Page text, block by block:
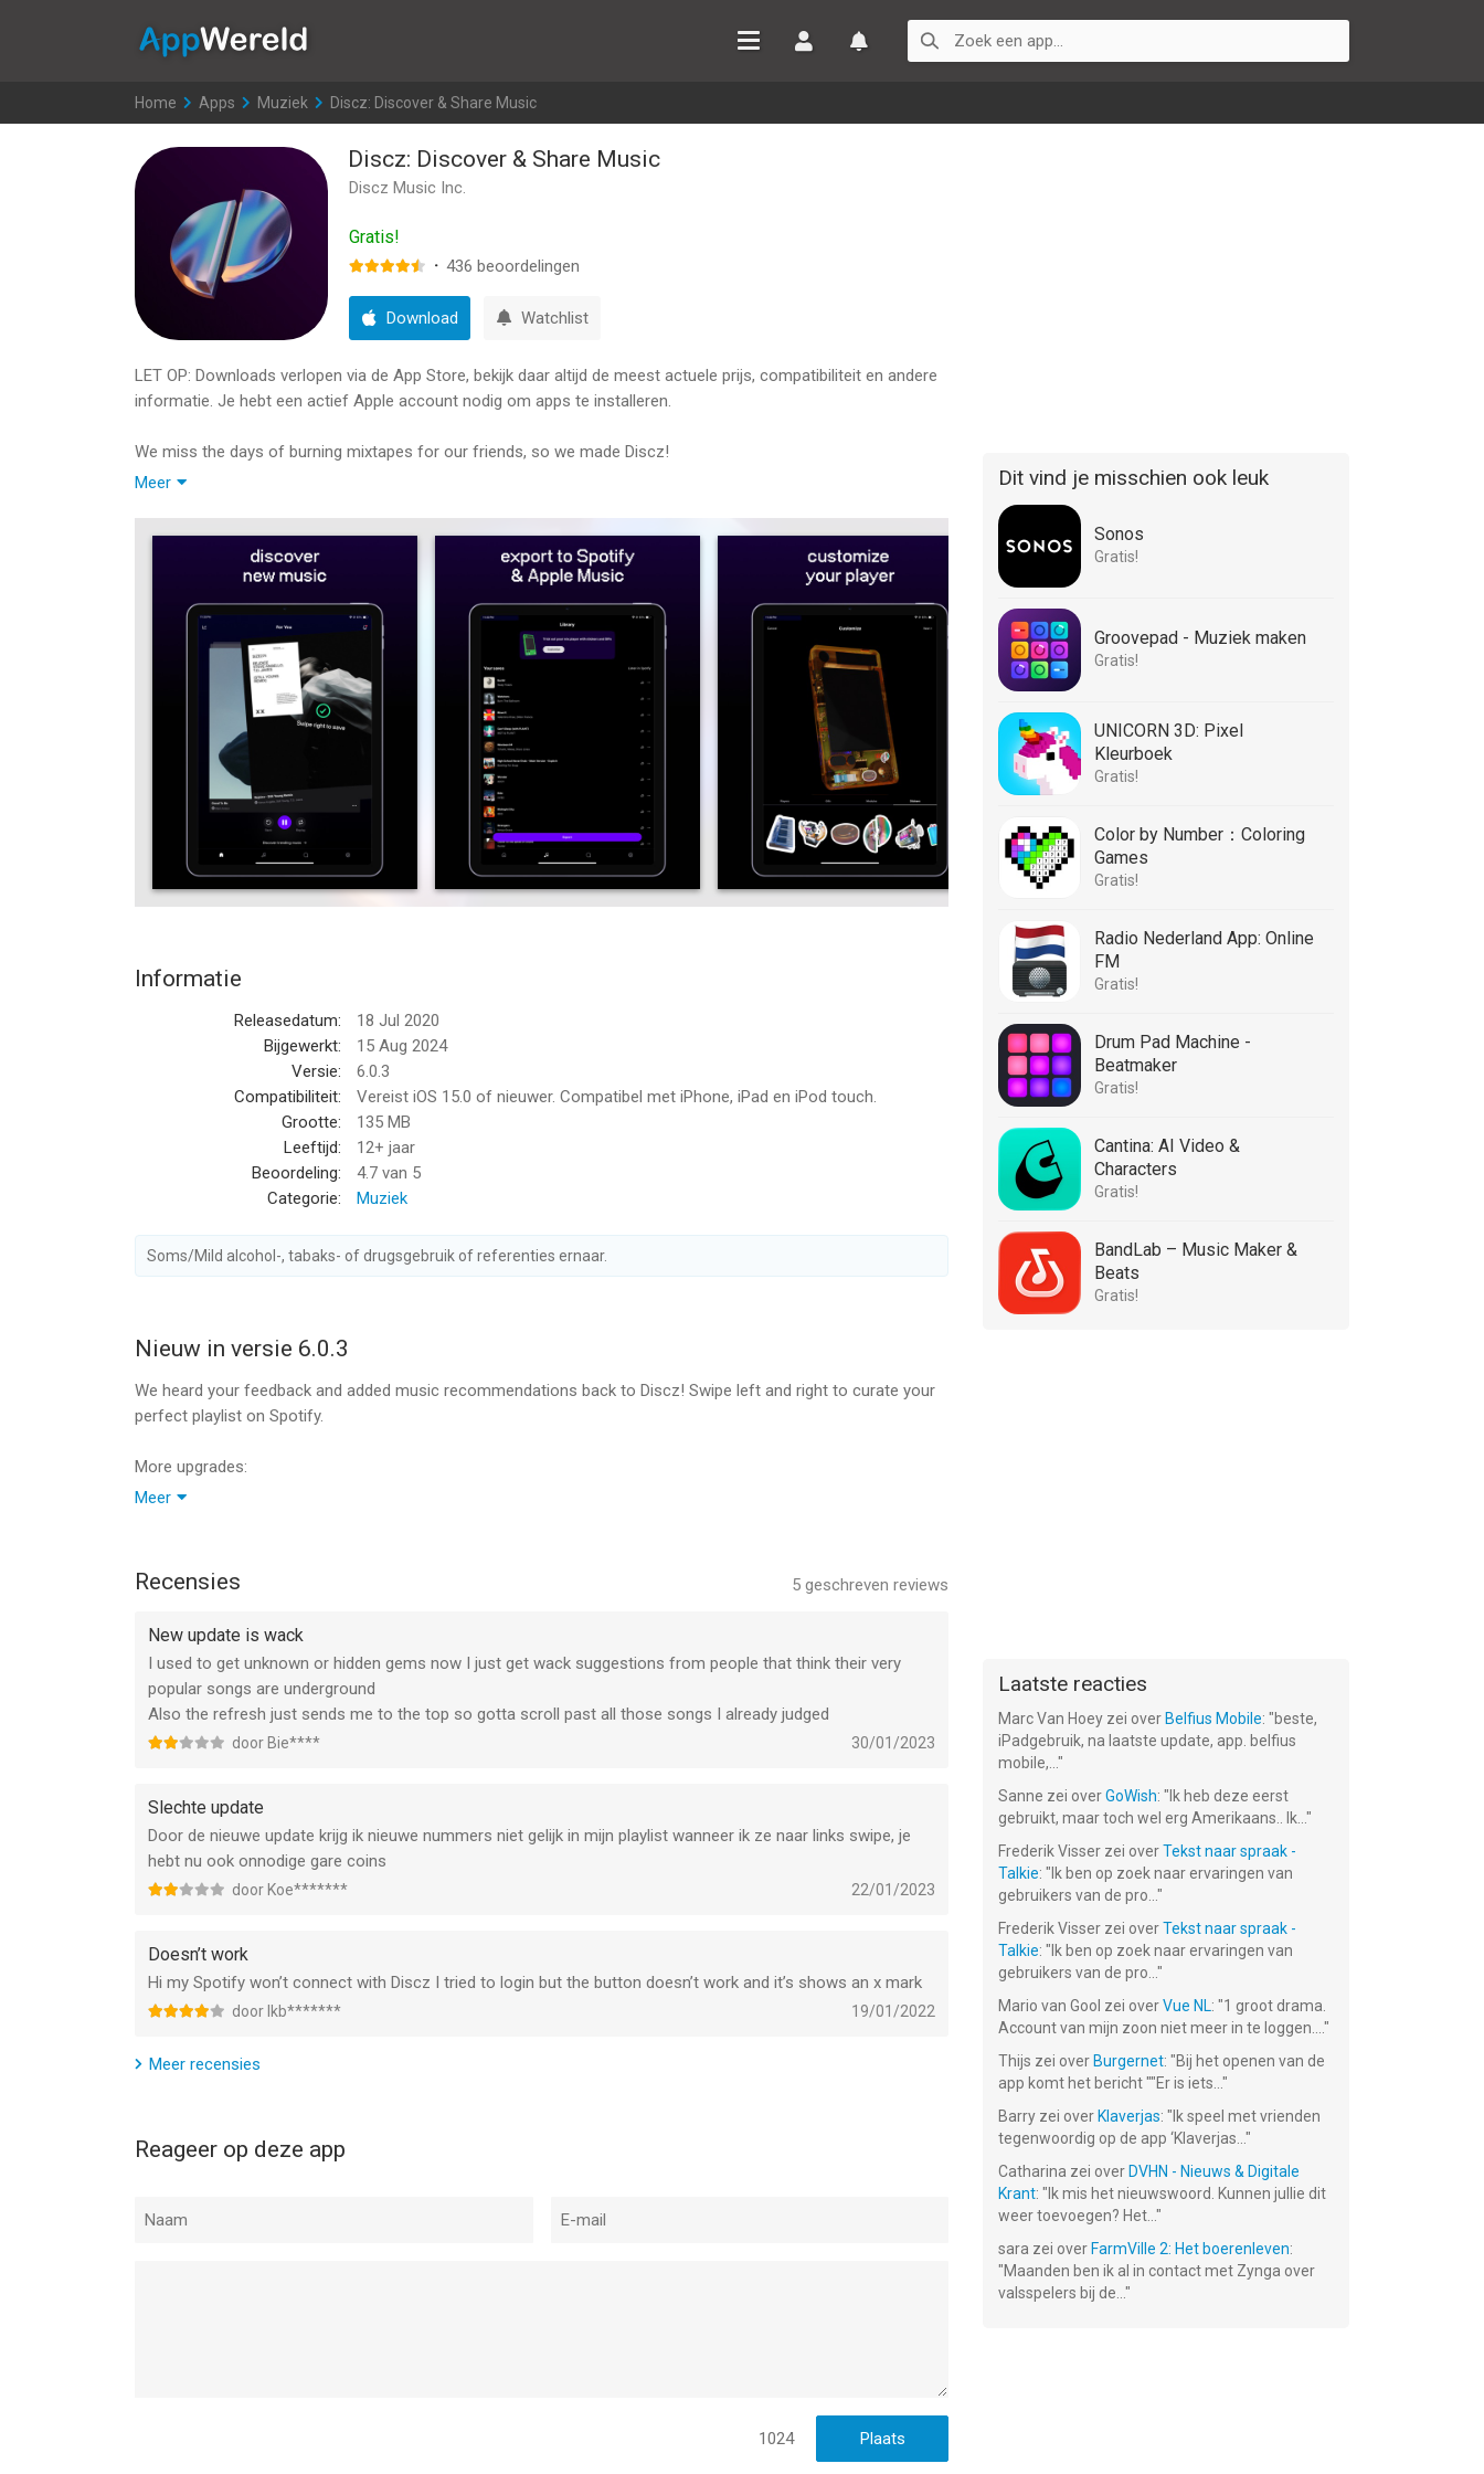
Home >
Apps >
Muziek >
Discz: Discover & Share Music
Discz: Discover & Share Music
Discz Music Inc.
Gratis!
· 436 beoordelingen
Download Watchlist
LET OP: Downloads verlopen via de App Store, bekijk daar altijd de meest actuele prijs, compatibiliteit en andere
informatie. Je hebt een actief Apple account nodig om apps te installeren.
We miss the days of burning mixtapes for our friends, so we made Discz!
- Discover new music by sharing mixes with ur friends
- AI song recommendations that you can swipe through
- Unlock skins, stickers, badges, & more to customize your player
Terms and policies: https://www.discz.com/TOS.pdf
Discz: Discover & Share Music van Discz Music Inc. is een app voor iPhone, iPad en iPod touch met iOS versie
15.0 of hoger, geschikt bevonden voor gebruikers met leeftijden vanaf12 jaar
Informatie voor Discz: Discover & Share Musicis het laatst vergeleken op 8 Aug om 03:14.
Meer
Informatie
Releasedatum:
18 Jul 2020
Bijgewerkt:
15 Aug 2024
Versie:
6.0.3
Compatibiliteit:
Vereist iOS 15.0 of nieuwer. Compatibel met iPhone, iPad en iPod touch.
Grootte:
135 MB
Leeftijd:
12+ jaar
Beoordeling:
4.7 van 5
Categorie:
Muziek
Soms/Mild alcohol-, tabaks- of drugsgebruik of referenties ernaar.
Nieuw in versie 6.0.3
We heard your feedback and added music recommendations back to Discz! Swipe left and right to curate your
perfect playlist on Spotify.
More upgrades:
- You can add GIFs to your mix players
Meer
5 geschreven reviews
Recensies
New update is wack
I used to get unknown or hidden gems now I just get wack suggestions from people that think their very
popular songs are underground
Also the refresh just sends me to the top so gotta scroll past all those songs I already judged
door Bie**** 30/01/2023
Slechte update
Door de nieuwe update krijg ik nieuwe nummers niet gelijk in mijn playlist wanneer ik ze naar links swipe, je
hebt nu ook onnodige gare coins
door Koe******* 22/01/2023
Doesn’t work
Hi my Spotify won’t connect with Discz I tried to login but the button doesn’t work and it’s shows an x mark
door Ikb******* 19/01/2022
Meer recensies
Reageer op deze app
1024
Dit vind je misschien ook leuk
Sonos
Gratis!
Groovepad - Muziek maken
Gratis!
UNICORN 3D: Pixel
Kleurboek
Gratis!
Color by Number：Coloring
Games
Gratis!
Radio Nederland App: Online
FM
Gratis!
Drum Pad Machine -
Beatmaker
Gratis!
Cantina: AI Video &
Characters
Gratis!
BandLab – Music Maker &
Beats
Gratis!
Laatste reacties
Marc Van Hoey zei over Belfius Mobile: "beste,
iPadgebruik, na laatste update, app. belfius
mobile,... "
Sanne zei overGoWish: " Ik heb deze eerst
gebruikt, maar toch wel erg Amerikaans.. Ik... "
Frederik Visser zei overTekst naar spraak -
Talkie: " Ik ben op zoek naar ervaringen van
gebruikers van de pro... "
Frederik Visser zei overTekst naar spraak -
Talkie: " Ik ben op zoek naar ervaringen van
gebruikers van de pro... "
Mario van Gool zei overVue NL: "1 groot drama.
Account van mijn zoon niet meer in te loggen.... "
Thijs zei over Burgernet: "Bij het openen van de
app komt het bericht ""Er is iets... "
Barry zei over Klaverjas: " Ik speel met vrienden
tegenwoordig op de app ‘Klaverjas... "
Catharina zei over DVHN - Nieuws & Digitale
Krant: " Ik mis het nieuwswoord. Kunnen jullie dit
weer toevoegen? Het... "
sara zei over FarmVille 2: Het boerenleven:
"Maanden ben ik al in contact met Zynga over
valsspelers bij de... "